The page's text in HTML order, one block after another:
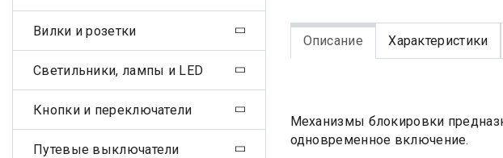
Описание Характеристики
Механизмы блокировки
одновременное включение.
Вилки и розетки
Светильники, лампы и LED
Кнопки и переключатели
Путевые выключатели